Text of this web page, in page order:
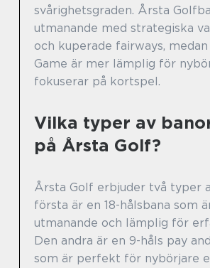
svårighetsgraden. Årsta
utmanande med strategiska
och kuperade fairways,
Game är mer lämplig för
fokuserar på kortspel.
Vilka typer av
på Årsta Golf?
Årsta Golf erbjuder två typer
första är en 18-hålsbana som
utmanande och lämplig för
Den andra är en 9-håls pay
som är perfekt för nybörjare